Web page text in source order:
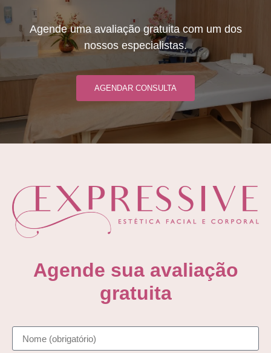
Agende uma avaliação gratuita com um dos
nossos especialistas.
AGENDAR CONSULTA
Agende sua avaliação
gratuita